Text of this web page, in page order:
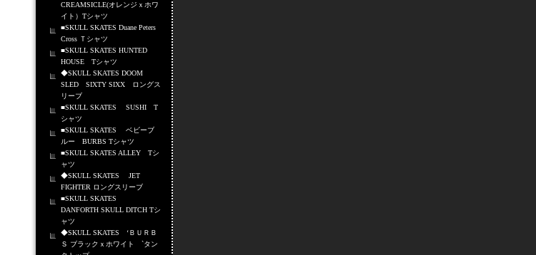
CREAMSICLE(オレンジｘホワ
イト）Tシャツ
■SKULL SKATES Duane Peters
Cross Ｔシャツ
■SKULL SKATES HUNTED
HOUSE Tシャツ
◆SKULL SKATES DOOM
SLED SIXTY SIXX ロングス
リーブ
■SKULL SKATES SUSHI T
シャツ
■SKULL SKATES ベビーブ
ルー BURBS Tシャツ
■SKULL SKATES ALLEY Tシ
ャツ
◆SKULL SKATES JET
FIGHTER ロングスリーブ
■SKULL SKATES
DANFORTH SKULL DITCH Tシ
ャツ
◆SKULL SKATES ‘ＢＵＲＢ
Ｓ ブラックｘホワイト `タン